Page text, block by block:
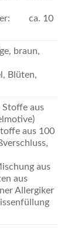
ca. 10
braun,
Blüten,
aus
aus 100
aus
aus
Allergiker